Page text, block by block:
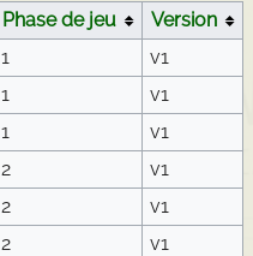
Phase de jeu
Version
1
v1
1
v1
1
v1
2
v1
2
v1
2
v1